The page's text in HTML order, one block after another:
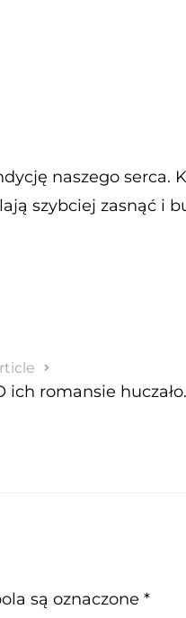
naszego serca.
szybciej zasnąć i
ich romansie
są oznaczone *